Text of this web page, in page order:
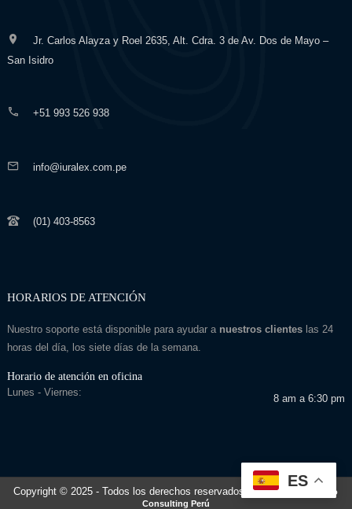
Jr. Carlos Alayza y Roel 2635, Alt. Cdra. 3 de Av. Dos de Mayo –
San Isidro
+51 993 526 938
info@iuralex.com.pe
(01) 403-8563
HORARIOS DE ATENCIÓN
Nuestro soporte está disponible para ayudar a nuestros clienteslas 24
horas del día, los siete días de la semana.
Horario de atención en oficina
Lunes - Viernes:
8 am a 6:30 pm
Copyright © 2025- Todos los derechos reservados
Desarrollado por: Seo
Consulting Perú
ES